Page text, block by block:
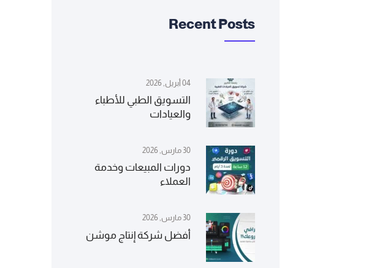
Recent Posts
04 أبريل, 2026
التسويق الطبي للأطباء
والعيادات
30 مارس, 2026
دورات المبيعات وخدمة
العملاء
30 مارس, 2026
أفضل شركة إنتاج موشن